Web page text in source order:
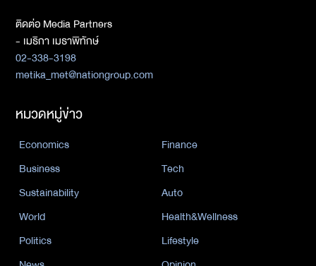
ติดต่อ Media Partners
- เมธิกา เมธาพิทักษ์
02-338-3198
metika_met@nationgroup.com
หมวดหมู่ข่าว
Economics
Finance
Business
Tech
Sustainability
Auto
World
Health&Wellness
Politics
Lifestyle